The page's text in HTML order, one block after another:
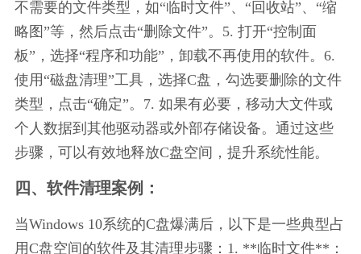
不需要的文件类型，如“临时文件”、“回收站”、“缩
略图”等，然后点击“删除文件”。5. 打开“控制面
板”，选择“程序和功能”，卸载不再使用的软件。6.
使用“磁盘清理”工具，选择C盘，勾选要删除的文件
类型，点击“确定”。7. 如果有必要，移动大文件或
个人数据到其他驱动器或外部存储设备。通过这些
步骤，可以有效地释放C盘空间，提升系统性能。
四、软件清理案例：
当Windows 10系统的C盘爆满后，以下是一些典型占
用C盘空间的软件及其清理步骤：1. **临时文件**：